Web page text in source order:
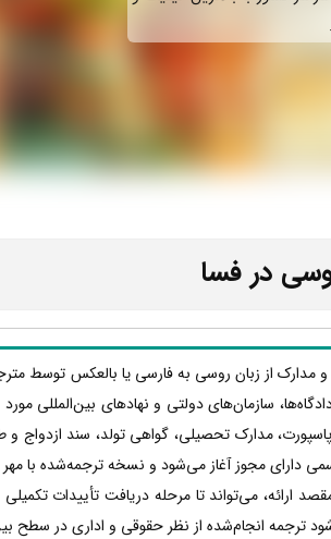
در فسا
و مدارک از زبان روسی به فارسی یا بالعکس توسط
سازمان‌های دولتی و نهادهای بین‌المللی
مدارک تحصیلی، گواهی تولد، سند
دارای مجوز آغاز می‌شود و نسخه ترجمه‌شده با
می‌تواند تا مرحله دریافت تأییدات
ترجمه انجام‌شده از نظر حقوقی و اداری در سطح